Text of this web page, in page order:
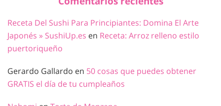
Receta Del Sushi Para Principiantes: Domina El Arte
Japonés » SushiUp.es en Receta: Arroz relleno estilo
puertoriqueño
Gerardo Gallardo en 50 cosas que puedes obtener
GRATIS el día de tu cumpleaños